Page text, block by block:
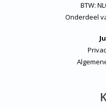
BTW:
Onderdeel